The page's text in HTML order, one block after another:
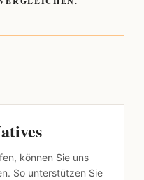
können Sie uns
So unterstützen Sie